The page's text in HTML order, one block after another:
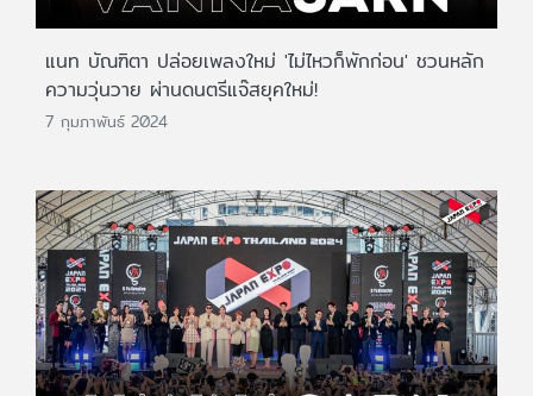
แนท บัณฑิตา ปล่อยเพลงใหม่ 'ไม่ไหวก็พักก่อน' ชวนหลัก
ความวุ่นวาย ผ่านดนตรีแจ๊สยุคใหม่!
7 กุมภาพันธ์ 2024